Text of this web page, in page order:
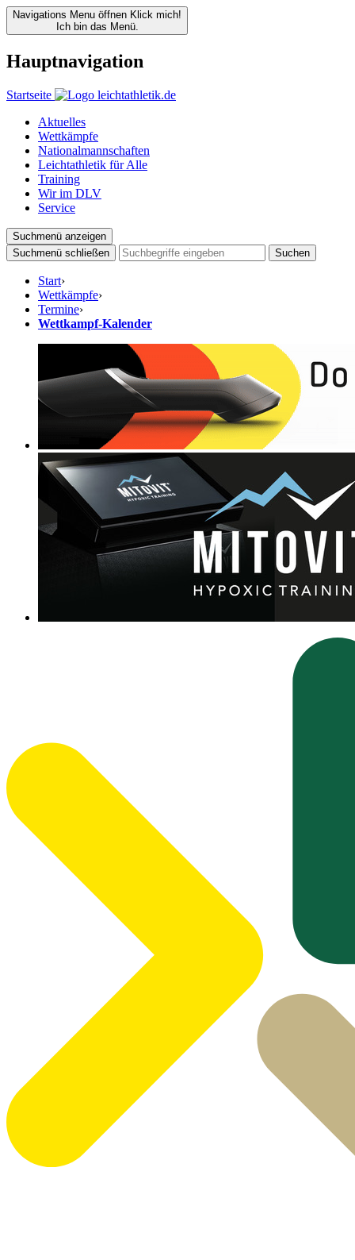
Navigations Menu öffnen Klick mich!
Ich bin das Menü.
Hauptnavigation
Startseite
Aktuelles
Wettkämpfe
Nationalmannschaften
Leichtathletik für Alle
Training
Wir im DLV
Service
Suchmenü anzeigen
Suchmenü schließen
Suchen
Start›
Wettkämpfe›
Termine›
Wettkampf-Kalender